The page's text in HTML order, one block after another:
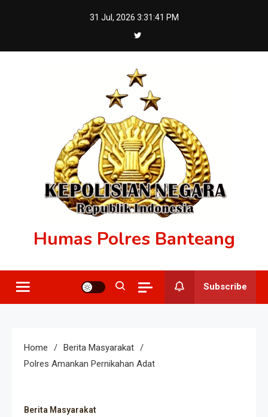
31 Jul, 2026 3:31:42 PM
Humas Polres Banteang
Subscribe
Home
Berita Masyarakat
Polres Amankan Pernikahan Adat
Berita Masyarakat